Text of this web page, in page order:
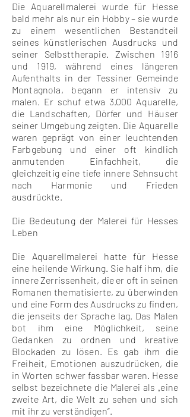
Die Aquarellmalerei wurde für Hesse
bald mehr als nur ein Hobby – sie wurde
zu einem wesentlichen Bestandteil
seines künstlerischen Ausdrucks und
seiner Selbsttherapie. Zwischen 1916
und 1919, während eines längeren
Aufenthalts in der Tessiner Gemeinde
Montagnola, begann er intensiv zu
malen. Er schuf etwa 3.000 Aquarelle,
die Landschaften, Dörfer und Häuser
seiner Umgebung zeigten. Die Aquarelle
waren geprägt von einer leuchtenden
Farbgebung und einer oft kindlich
anmutenden Einfachheit, die
gleichzeitig eine tiefe innere Sehnsucht
nach Harmonie und Frieden
ausdrückte.
Die Bedeutung der Malerei für Hesses
Leben
Die Aquarellmalerei hatte für Hesse
eine heilende Wirkung. Sie half ihm, die
innere Zerrissenheit, die er oft in seinen
Romanen thematisierte, zu überwinden
und eine Form des Ausdrucks zu finden,
die jenseits der Sprache lag. Das Malen
bot ihm eine Möglichkeit, seine
Gedanken zu ordnen und kreative
Blockaden zu lösen. Es gab ihm die
Freiheit, Emotionen auszudrücken, die
in Worten schwer fassbar waren. Hesse
selbst bezeichnete die Malerei als „eine
zweite Art, die Welt zu sehen und sich
mit ihr zu verständigen“.